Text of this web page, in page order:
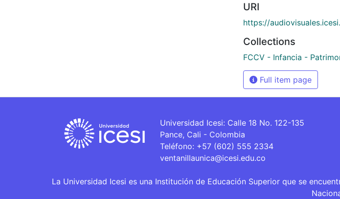
URI
https://
Collections
FCCV - Infancia -
Full item page
Universidad Icesi: Calle 18 No. 122-135
Pance, Cali - Colombia
Teléfono: +57 (602) 555 2334
ventanillaunica@icesi.edu.co
La Universidad Icesi es una Institución de Educación Superior que se